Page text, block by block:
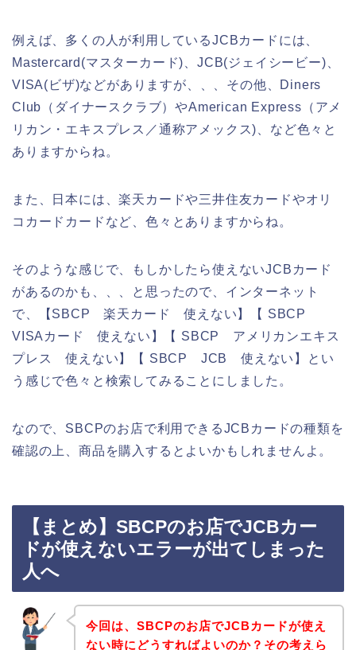
例えば、多くの人が利用しているJCBカードには、
Mastercard(マスターカード)、JCB(ジェイシービー)、
VISA(ビザ)などがありますが、、、その他、Diners
Club（ダイナースクラブ）やAmerican Express（アメ
リカン・エキスプレス／通称アメックス)、など色々と
ありますからね。
また、日本には、楽天カードや三井住友カードやオリ
コカードカードなど、色々とありますからね。
そのような感じで、もしかしたら使えないJCBカード
があるのかも、、、と思ったので、インターネット
で、【SBCP 楽天カード 使えない】【 SBCP
VISAカード 使えない】【 SBCP アメリカンエキス
プレス 使えない】【 SBCP JCB 使えない】とい
う感じで色々と検索してみることにしました。
なので、SBCPのお店で利用できるJCBカードの種類を
確認の上、商品を購入するとよいかもしれませんよ。
【まとめ】SBCPのお店でJCBカー
ドが使えないエラーが出てしまった
人へ
今回は、SBCPのお店でJCBカードが使え
ない時にどうすればよいのか？その考えら